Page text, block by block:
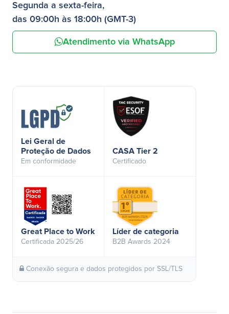
Segunda a sexta-feira,
das 09:00h às 18:00h (GMT-3)
Atendimento via WhatsApp
Lei Geral de
Proteção de Dados
Em conformidade
CASA Tier 2
Certificado
Great Place to Work
Certificada 2025/26
Líder de categoria
B2B Awards 2024
Conexão segura e dados protegidos por SSL/TLS